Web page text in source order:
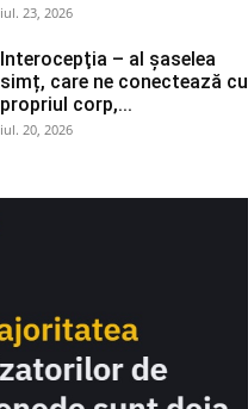
iul. 23, 2026
Interocepţia – al șaselea
simț, care ne conectează cu
propriul corp,...
iul. 20, 2026